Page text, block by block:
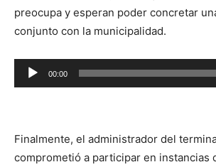
preocupa y esperan poder concretar
conjunto con la municipalidad.
Reproductor
de
00:00
Finalmente, el administrador del
comprometió a participar en instancias